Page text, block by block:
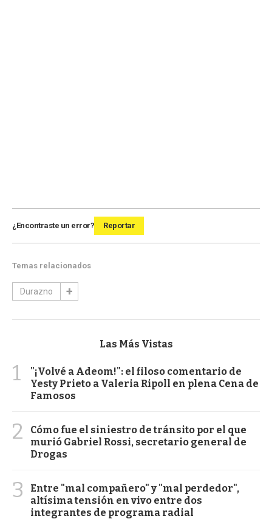
¿Encontraste un error? Reportar
Temas relacionados
Durazno
Las Más Vistas
1
"¡Volvé a Adeom!": el filoso comentario de
Yesty Prieto a Valeria Ripoll en plena Cena de
Famosos
2
Cómo fue el siniestro de tránsito por el que
murió Gabriel Rossi, secretario general de
Drogas
3
Entre "mal compañero" y "mal perdedor",
altísima tensión en vivo entre dos
integrantes de programa radial